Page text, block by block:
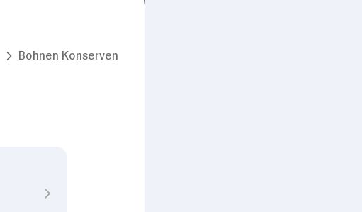
Bohnen Konserven